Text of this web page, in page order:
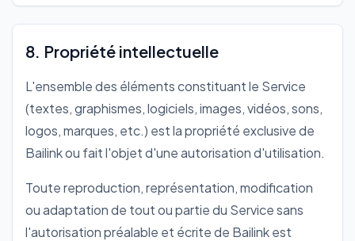
8. Propriété intellectuelle
L'ensemble des éléments constituant le Service
(textes, graphismes, logiciels, images, vidéos, sons,
logos, marques, etc.) est la propriété exclusive de
Bailink ou fait l'objet d'une autorisation d'utilisation.
Toute reproduction, représentation, modification
ou adaptation de tout ou partie du Service sans
l'autorisation préalable et écrite de Bailink est